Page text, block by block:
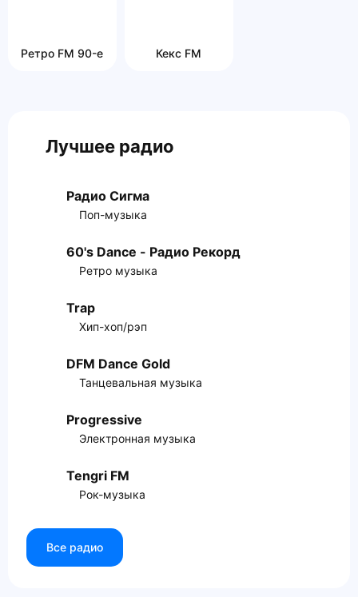
Ретро FM 90-е Кекс FM
Лучшее радио
Радио Сигма
Поп-музыка
60's Dance - Радио Рекорд
Ретро музыка
Trap
Хип-хоп/рэп
DFM Dance Gold
Танцевальная музыка
Progressive
Электронная музыка
Tengri FM
Рок-музыка
Все радио